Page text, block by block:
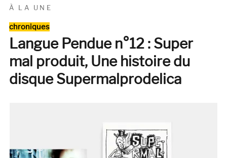
australiens
à
Paris
À LA UNE
Catégories
chroniques
Langue Pendue n°12 : Super
mal produit, Une histoire du
disque Supermalprodelica